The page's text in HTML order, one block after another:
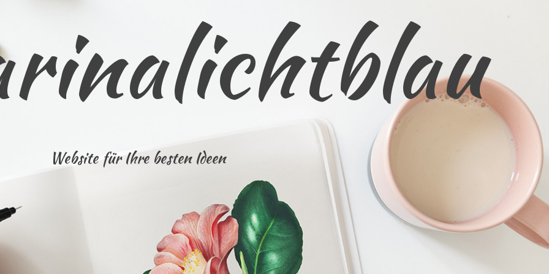
Website für Ihre besten Ideen